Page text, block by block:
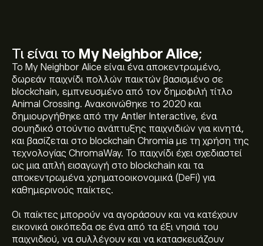
Τι είναι το My Neighbor Alice;
Το My Neighbor Alice είναι ένα αποκεντρωμένο,
δωρεάν παιχνίδι πολλών παικτών βασισμένο σε
blockchain, εμπνευσμένο από τον δημοφιλή τίτλο
Animal Crossing. Ανακοινώθηκε το 2020 και
δημιουργήθηκε από την Antler Interactive, ένα
σουηδικό στούντιο ανάπτυξης παιχνιδιών για κινητά,
και βασίζεται στο blockchain Chromia με τη χρήση της
τεχνολογίας ChromaWay. Το παιχνίδι έχει σχεδιαστεί
ως μια απλή εισαγωγή στο blockchain και τα
αποκεντρωμένα χρηματοοικονομικά (DeFi) για
καθημερινούς παίκτες.
Οι παίκτες μπορούν να αγοράσουν και να κατέχουν
εικονικά οικόπεδα σε ένα από τα έξι νησιά του
παιχνιδιού, να συλλέγουν και να κατασκευάζουν